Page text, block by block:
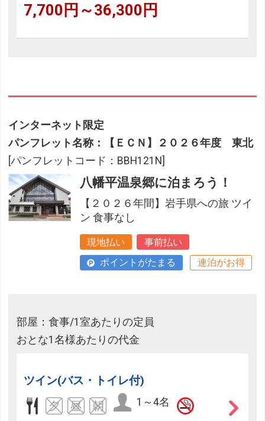
7,700円～36,300円
インターネット限定
パンフレット名称：【ＥＣＮ】２０２６年度 東北
[パンフレットコード：BBH121N]
八幡平温泉郷に泊まろう！
【２０２６年間】岩手県への旅 ツイ
ン 食事なし
現地払い
事前払い
ポイントがたまる
連泊がお得
部屋：食事/1室あたりの定員
おとな1名様あたりの代金
ツイン(バス・トイレ付)
1～4名